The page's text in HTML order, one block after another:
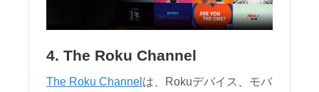
4. The Roku Channel
The Roku Channel は、Rokuデバイス、モバ